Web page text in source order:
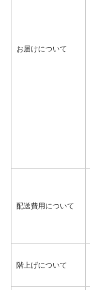
お届けについて
配送費用について
階上げについて